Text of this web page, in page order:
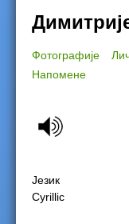
Y
o
u
e
Фотографије
Напомене
Језик
Cyrillic